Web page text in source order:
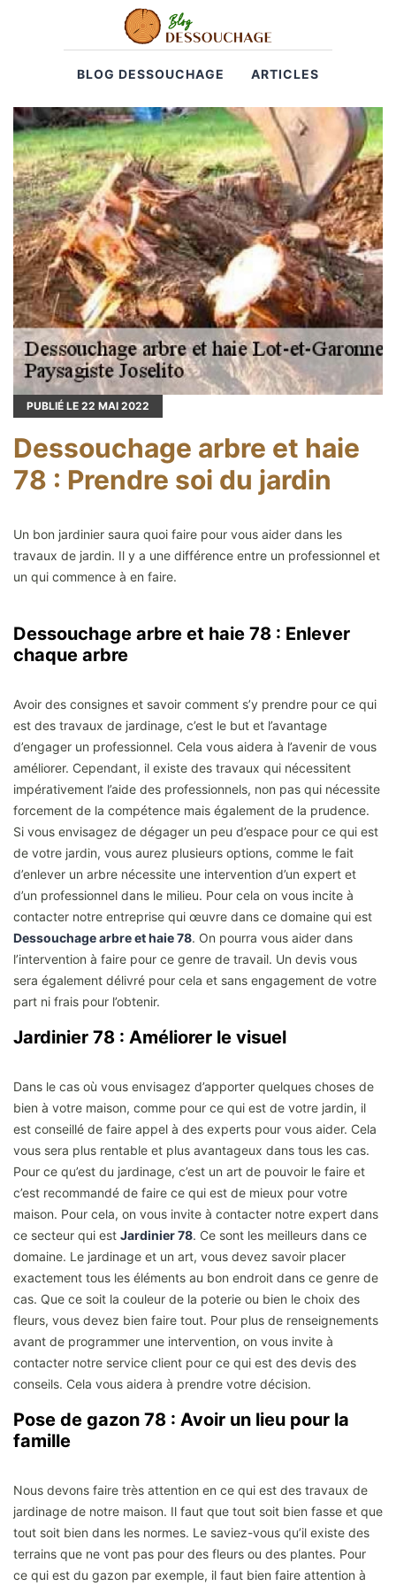
BLOG DESSOUCHAGE ARTICLES
PUBLIÉ LE 22 MAI 2022
Dessouchage arbre et haie
78 : Prendre soi du jardin
Un bon jardinier saura quoi faire pour vous aider dans les
travaux de jardin. Il y a une différence entre un professionnel et
un qui commence à en faire.
Dessouchage arbre et haie 78 : Enlever
chaque arbre
Avoir des consignes et savoir comment s’y prendre pour ce qui
est des travaux de jardinage, c’est le but et l’avantage
d’engager un professionnel. Cela vous aidera à l’avenir de vous
améliorer. Cependant, il existe des travaux qui nécessitent
impérativement l’aide des professionnels, non pas qui nécessite
forcement de la compétence mais également de la prudence.
Si vous envisagez de dégager un peu d’espace pour ce qui est
de votre jardin, vous aurez plusieurs options, comme le fait
d’enlever un arbre nécessite une intervention d’un expert et
d’un professionnel dans le milieu. Pour cela on vous incite à
contacter notre entreprise qui œuvre dans ce domaine qui est
Dessouchage arbre et haie 78. On pourra vous aider dans
l’intervention à faire pour ce genre de travail. Un devis vous
sera également délivré pour cela et sans engagement de votre
part ni frais pour l’obtenir.
Jardinier 78 : Améliorer le visuel
Dans le cas où vous envisagez d’apporter quelques choses de
bien à votre maison, comme pour ce qui est de votre jardin, il
est conseillé de faire appel à des experts pour vous aider. Cela
vous sera plus rentable et plus avantageux dans tous les cas.
Pour ce qu’est du jardinage, c’est un art de pouvoir le faire et
c’est recommandé de faire ce qui est de mieux pour votre
maison. Pour cela, on vous invite à contacter notre expert dans
ce secteur qui est Jardinier 78. Ce sont les meilleurs dans ce
domaine. Le jardinage et un art, vous devez savoir placer
exactement tous les éléments au bon endroit dans ce genre de
cas. Que ce soit la couleur de la poterie ou bien le choix des
fleurs, vous devez bien faire tout. Pour plus de renseignements
avant de programmer une intervention, on vous invite à
contacter notre service client pour ce qui est des devis des
conseils. Cela vous aidera à prendre votre décision.
Pose de gazon 78 : Avoir un lieu pour la
famille
Nous devons faire très attention en ce qui est des travaux de
jardinage de notre maison. Il faut que tout soit bien fasse et que
tout soit bien dans les normes. Le saviez-vous qu’il existe des
terrains que ne vont pas pour des fleurs ou des plantes. Pour
ce qui est du gazon par exemple, il faut bien faire attention à